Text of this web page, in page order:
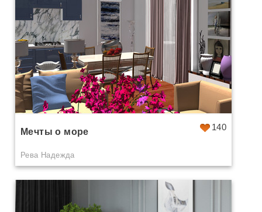
140
Мечты о море
Рева Надежда